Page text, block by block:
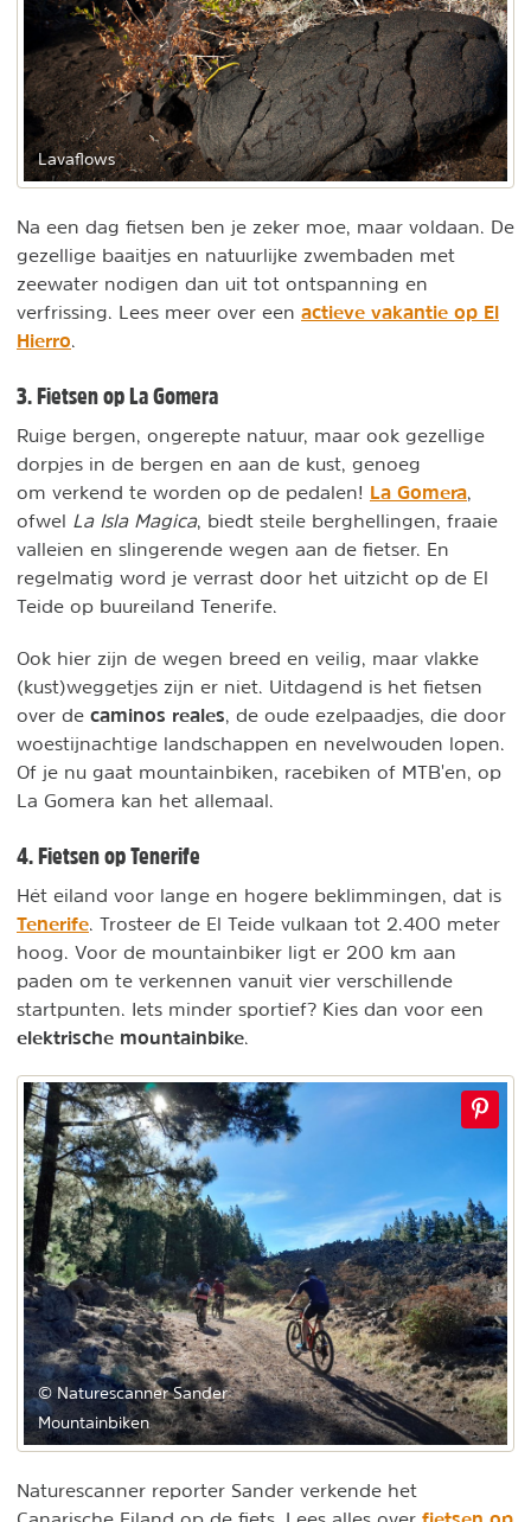
Lavaflows
Na een dag fietsen ben je zeker moe, maar voldaan. De
gezellige baaitjes en natuurlijke zwembaden met
zeewater nodigen dan uit tot ontspanning en
verfrissing. Lees meer over een actieve vakantie op El
Hierro.
3. Fietsen op La Gomera
Ruige bergen, ongerepte natuur, maar ook gezellige
dorpjes in de bergen en aan de kust, genoeg
om verkend te worden op de pedalen! La Gomera,
ofwel La Isla Magica, biedt steile berghellingen, fraaie
valleien en slingerende wegen aan de fietser. En
regelmatig word je verrast door het uitzicht op de El
Teide op buureiland Tenerife.
Ook hier zijn de wegen breed en veilig, maar vlakke
(kust)weggetjes zijn er niet. Uitdagend is het fietsen
over de caminos reales, de oude ezelpaadjes, die door
woestijnachtige landschappen en nevelwouden lopen.
Of je nu gaat mountainbiken, racebiken of MTB'en, op
La Gomera kan het allemaal.
4. Fietsen op Tenerife
Hét eiland voor lange en hogere beklimmingen, dat is
Tenerife. Trosteer de El Teide vulkaan tot 2.400 meter
hoog. Voor de mountainbiker ligt er 200 km aan
paden om te verkennen vanuit vier verschillende
startpunten. Iets minder sportief? Kies dan voor een
elektrische mountainbike.
© Naturescanner Sander
Mountainbiken
Naturescanner reporter Sander verkende het